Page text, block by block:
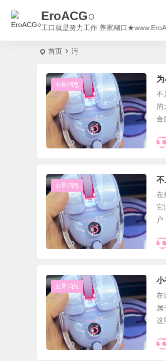
EroACG○
工口就是努力工作 养家糊口
首页 污
业界消息
不
的
合
业界消息
不
在
它
户
业界消息
小
在
属
这